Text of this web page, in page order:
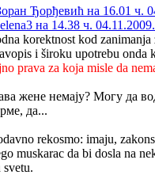
Ђорђевић на 16.01 ч.
на 14.38 ч. 04.11.2009.
korektnost kod
i široku upotrebu onda
prava za koja misle da
жене немају? Могу да
да...
rekosmo: imaju,
muskarac da bi dosla na
svetu.